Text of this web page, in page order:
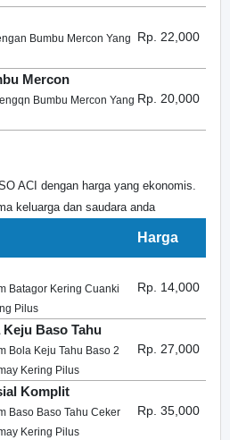
Bumbu Mercon Yang
Rp. 22,000
Mercon
Bumbu Mercon Yang Rp. 20,000
ACI dengan harga yang ekonomis.
keluarga dan saudara anda
Harga
Batagor Kering Cuanki
Pilus
Rp. 14,000
Baso Tahu
Bola Keju Tahu Baso 2
Kering Pilus
Rp. 27,000
Komplit
Baso Baso Tahu Ceker
Kering Pilus
Rp. 35,000